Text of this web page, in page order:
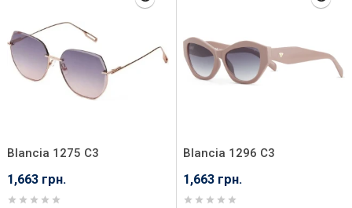
Blancia 1275 C3
1,663 грн.
Blancia 1296 C3
1,663 грн.